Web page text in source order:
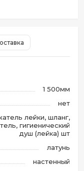
1 500мм
нет
лейки, шланг,
гигиенический
душ (лейка) шт
латунь
настенный